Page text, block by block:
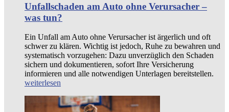
Unfallschaden am Auto ohne Verursacher –
was tun?
Ein Unfall am Auto ohne Verursacher ist ärgerlich und oft
schwer zu klären. Wichtig ist jedoch, Ruhe zu bewahren und
systematisch vorzugehen: Dazu unverzüglich den Schaden
sichern und dokumentieren, sofort Ihre Versicherung
informieren und alle notwendigen Unterlagen bereitstellen.
weiterlesen